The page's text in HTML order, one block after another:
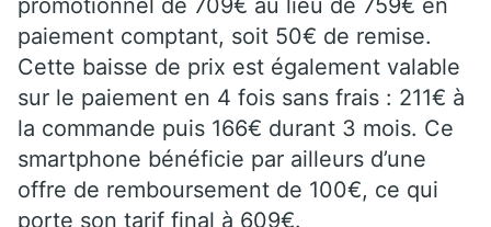
promotionnel de 709€ au lieu de 759€ en
paiement comptant, soit 50€ de remise.
Cette baisse de prix est également valable
sur le paiement en 4 fois sans frais : 211€ à
la commande puis 166€ durant 3 mois. Ce
smartphone bénéficie par ailleurs d’une
offre de remboursement de 100€, ce qui
porte son tarif final à 609€.